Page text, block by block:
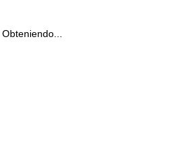
Obteniendo...